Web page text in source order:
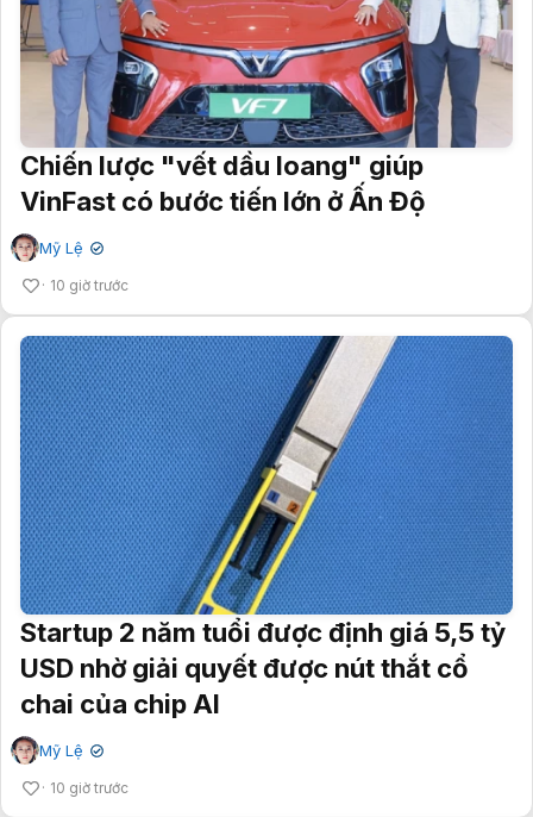
Chiến lược "vết dầu loang" giúp
VinFast có bước tiến lớn ở Ấn Độ
Mỹ Lệ ✔
10 giờ trước
Startup 2 năm tuổi được định giá 5,5 tỷ
USD nhờ giải quyết được nút thắt cổ
chai của chip AI
Mỹ Lệ ✔
10 giờ trước